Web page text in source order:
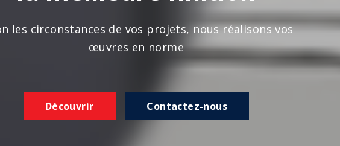
les circonstances de vos projets, nous réalisons vos
œuvres en norme
Découvrir Contactez-nous